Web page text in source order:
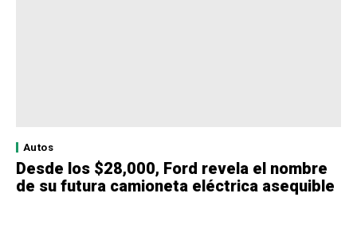
Autos
Desde los $28,000, Ford revela el nombre
de su futura camioneta eléctrica asequible